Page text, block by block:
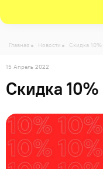
Главная Новости Скидка 10%
15 Апрель 2022
Скидка 10%